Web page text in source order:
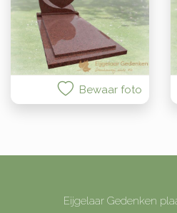
Bewaar foto
Eijgelaar Gedenken